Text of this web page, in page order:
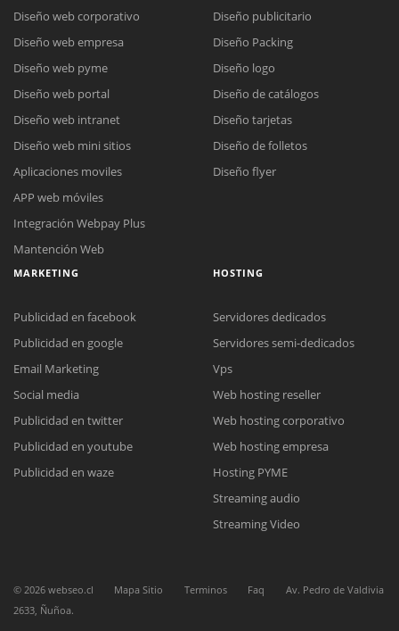
Reunión online
Nuestros ejecutivos le enviarán un correo electrónico con el enlace a
Meet para la reunión online.
Cotización
Chat Online
Todos nuestros ejecutivos están fuera de línea. Complete el formulario
Diseño web corporativo
Diseño web empresa
Diseño web pyme
Diseño web portal
Diseño web intranet
Diseño web mini sitios
Aplicaciones moviles
APP web móviles
Integración Webpay Plus
Mantención Web
Diseño publicitario
Diseño Packing
Diseño logo
Diseño de catálogos
Diseño tarjetas
Diseño de folletos
Diseño flyer
MARKETING
Publicidad en facebook
Publicidad en google
Email Marketing
Social media
Publicidad en twitter
Publicidad en youtube
Publicidad en waze
HOSTING
Servidores dedicados
Servidores semi-dedicados
Vps
Web hosting reseller
Web hosting corporativo
Web hosting empresa
Hosting PYME
Streaming audio
Streaming Video
© 2026 webseo.cl Mapa Sitio Terminos Faq
Av. Pedro de Valdivia
2633, Ñuñoa.